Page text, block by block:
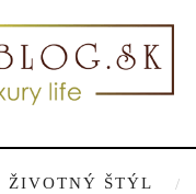
ŽIVOTNÝ ŠTÝL